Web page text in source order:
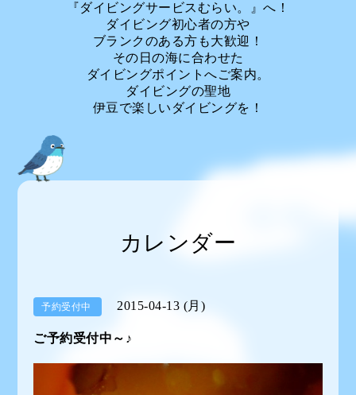
『ダイビングサービスむらい。』へ！
ダイビング初心者の方や
ブランクのある方も大歓迎！
その日の海に合わせた
ダイビングポイントへご案内。
ダイビングの聖地
伊豆で楽しいダイビングを！
カレンダー
予約受付中 2015-04-13 (月)
ご予約受付中～♪